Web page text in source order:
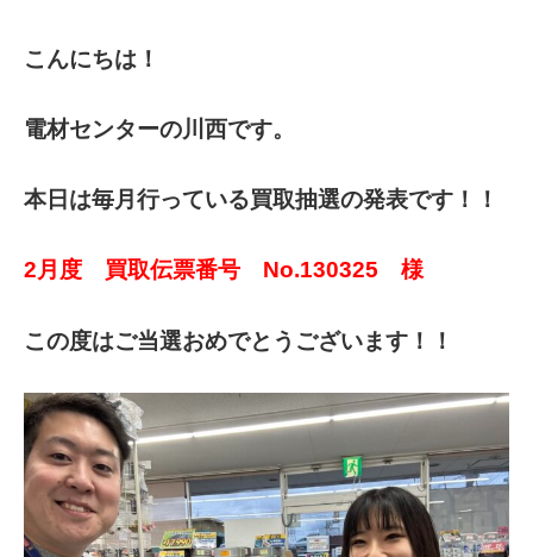
こんにちは！
電材センターの川西です。
本日は毎月行っている買取抽選の発表です！！
2月度 買取伝票番号 No.130325 様
この度はご当選おめでとうございます！！